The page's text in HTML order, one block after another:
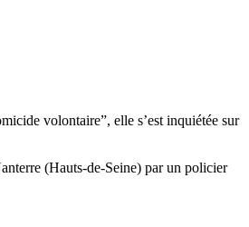
volontaire”, elle s’est inquiétée sur
(Hauts-de-Seine) par un policier